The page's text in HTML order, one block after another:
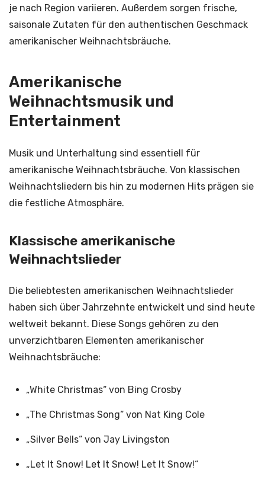
je nach Region variieren. Außerdem sorgen frische,
saisonale Zutaten für den authentischen Geschmack
amerikanischer Weihnachtsbräuche.
Amerikanische
Weihnachtsmusik und
Entertainment
Musik und Unterhaltung sind essentiell für
amerikanische Weihnachtsbräuche. Von klassischen
Weihnachtsliedern bis hin zu modernen Hits prägen sie
die festliche Atmosphäre.
Klassische amerikanische
Weihnachtslieder
Die beliebtesten amerikanischen Weihnachtslieder
haben sich über Jahrzehnte entwickelt und sind heute
weltweit bekannt. Diese Songs gehören zu den
unverzichtbaren Elementen amerikanischer
Weihnachtsbräuche:
„White Christmas“ von Bing Crosby
„The Christmas Song“ von Nat King Cole
„Silver Bells“ von Jay Livingston
„Let It Snow! Let It Snow! Let It Snow!“